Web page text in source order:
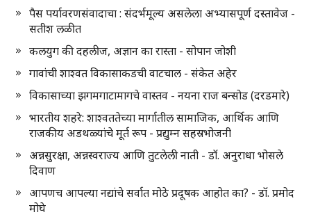
पैस पर्यावरणसंवादाचा : संदर्भमूल्य असलेला अभ्यासपूर्ण दस्तावेज -
सतीश लळीत
कलयुग की दहलीज, अज्ञान का रास्ता - सोपान जोशी
गावांची शाश्वत विकासाकडची वाटचाल - संकेत अहेर
विकासाच्या झगमगाटामागचे वास्तव - नयना राज बन्सोड (दरडमारे)
भारतीय शहरे: शाश्वततेच्या मार्गातील सामाजिक, आर्थिक आणि
राजकीय अडथळ्यांचे मूर्त रूप - प्रद्युम्न सहस्रभोजनी
अन्नसुरक्षा, अन्नस्वराज्य आणि तुटलेली नाती - डॉ. अनुराधा भोसले
दिवाण
आपणच आपल्या नद्यांचे सर्वात मोठे प्रदूषक आहोत का? - डॉ. प्रमोद
मोघे